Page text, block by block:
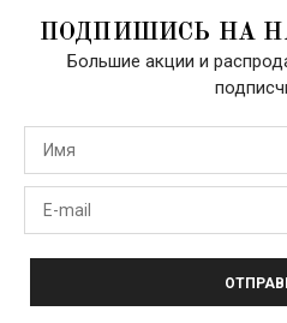
ПОДПИШИСЬ НА
Большие акции и